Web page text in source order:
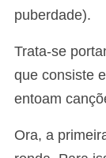
puberdade).
Trata-se
que consiste
entoam
Ora, a